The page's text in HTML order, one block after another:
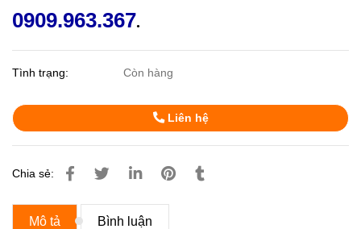
0909.963.367.
Tình trạng: Còn hàng
Liên hệ
Chia sẻ:
Mô tả Bình luận